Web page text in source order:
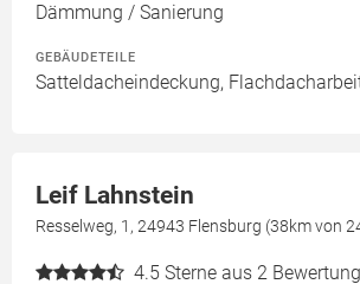
Dämmung / Sanierung
GEBÄUDETEILE
Satteldacheindeckung,
Leif Lahnstein
Resselweg, 1, 24943 Flensburg (38km von
4.5 Sterne aus 2